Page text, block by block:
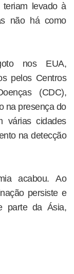
levado à
não há como
nos EUA,
pelos Centros
(CDC),
na presença do
várias cidades
na detecção
acabou. Ao
persiste e
parte da Ásia,